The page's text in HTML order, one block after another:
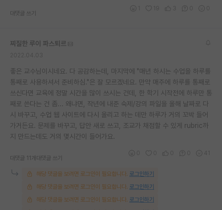
대댓글 쓰기
찌질한 루이 파스퇴르
좋은 교수님이시네요. 다 공감하는데, 마지막에 "매년 하시는 수업을 하루를
통째로 사용하셔서 준비하심."은 잘 모르겠네요. 만약 매주에 하루를 통째로
쓰신다면 교육에 정말 시간을 많이 쓰시는 건데, 한 학기 시작전에 하루만 통
째로 쓴다는 건 좀... 왜냐면, 작년에 내준 숙제/강의 파일을 올해 날짜로 다
시 바꾸고, 수업 웹 사이트에 다시 올리고 하는 데만 하루가 거의 꼬박 들어
가거든요. 문제를 바꾸고, 답안 새로 쓰고, 조교가 채점할 수 있게 rubric까
지 만드는데도 거의 몇시간이 들어가요.
대댓글 11개 대댓글 쓰기
해당 댓글을 보려면 로그인이 필요합니다. 로그인하기
해당 댓글을 보려면 로그인이 필요합니다. 로그인하기
해당 댓글을 보려면 로그인이 필요합니다. 로그인하기